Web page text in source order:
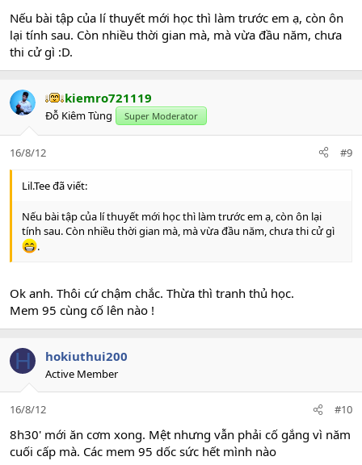
Nếu bài tập của lí thuyết mới học thì làm trước em ạ, còn ôn
lại tính sau. Còn nhiều thời gian mà, mà vừa đầu năm, chưa
thi cử gì :D.
kiemro721119
Đỗ Kiêm Tùng Super Moderator
16/8/12 #9
Lil.Tee đã viết:
Nếu bài tập của lí thuyết mới học thì làm trước em ạ, còn ôn lại
tính sau. Còn nhiều thời gian mà, mà vừa đầu năm, chưa thi cử gì
.
Ok anh. Thôi cứ chậm chắc. Thừa thì tranh thủ học.
Mem 95 cùng cố lên nào !
H hokiuthui200
Active Member
16/8/12 #10
8h30' mới ăn cơm xong. Mệt nhưng vẫn phải cố gắng vì năm
cuối cấp mà. Các mem 95 dốc sức hết mình nào